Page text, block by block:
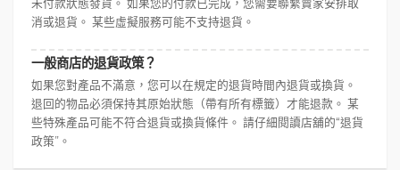
未付款狀態發貨。 如果您的付款已完成，您需要聯繫賣家安排取
消或退貨。 某些虛擬服務可能不支持退貨。
一般商店的退貨政策？
如果您對產品不滿意，您可以在規定的退貨時間內退貨或換貨。
退回的物品必須保持其原始狀態（帶有所有標籤）才能退款。 某
些特殊產品可能不符合退貨或換貨條件。 請仔細閱讀店舖的“退貨
政策”。